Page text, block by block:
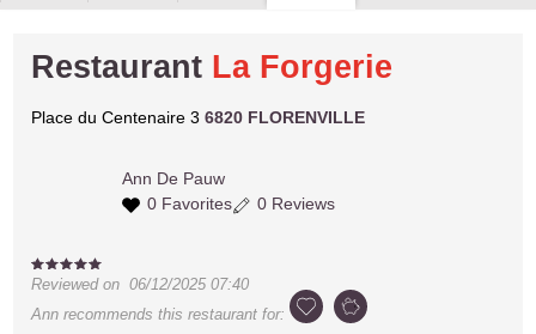
Restaurant La Forgerie
Place du Centenaire 36820 FLORENVILLE
Ann De Pauw
0 Favorites
0 Reviews
Reviewed on06/12/2025 07:40
Ann recommends this restaurant for: